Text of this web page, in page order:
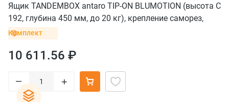
Ящик TANDEMBOX antaro TIP-ON BLUMOTION (высота C
192, глубина 450 мм, до 20 кг), крепление саморез,
серый орион
Комплект
10 611.56 ₽
– +